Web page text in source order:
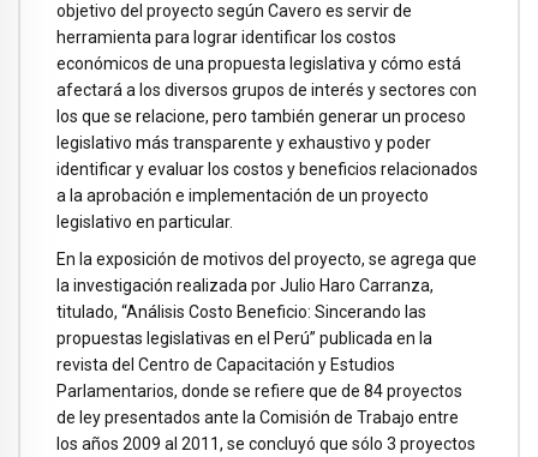
objetivo del proyecto según Cavero es servir de
herramienta para lograr identificar los costos
económicos de una propuesta legislativa y cómo está
afectará a los diversos grupos de interés y sectores con
los que se relacione, pero también generar un proceso
legislativo más transparente y exhaustivo y poder
identificar y evaluar los costos y beneficios relacionados
a la aprobación e implementación de un proyecto
legislativo en particular.
En la exposición de motivos del proyecto, se agrega que
la investigación realizada por Julio Haro Carranza,
titulado, “Análisis Costo Beneficio: Sincerando las
propuestas legislativas en el Perú” publicada en la
revista del Centro de Capacitación y Estudios
Parlamentarios, donde se refiere que de 84 proyectos
de ley presentados ante la Comisión de Trabajo entre
los años 2009 al 2011, se concluyó que sólo 3 proyectos